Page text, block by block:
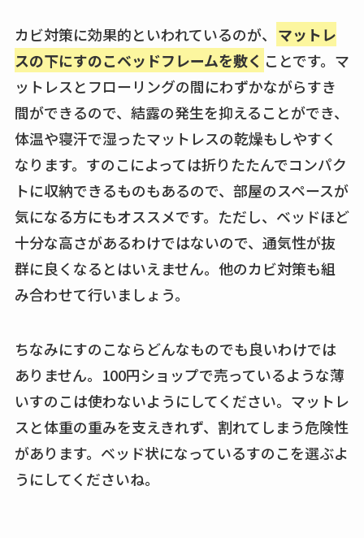
カビ対策に効果的といわれているのが、 マットレ
スの下にすのこベッドフレームを敷く ことです。マ
ットレスとフローリングの間にわずかながらすき
間ができるので、結露の発生を抑えることができ、
体温や寝汗で湿ったマットレスの乾燥もしやすく
なります。すのこによっては折りたたんでコンパク
トに収納できるものもあるので、部屋のスペースが
気になる方にもオススメです。ただし、ベッドほど
十分な高さがあるわけではないので、通気性が抜
群に良くなるとはいえません。他のカビ対策も組
み合わせて行いましょう。
ちなみにすのこならどんなものでも良いわけでは
ありません。100円ショップで売っているような薄
いすのこは使わないようにしてください。マットレ
スと体重の重みを支えきれず、割れてしまう危険性
があります。ベッド状になっているすのこを選ぶよ
うにしてくださいね。